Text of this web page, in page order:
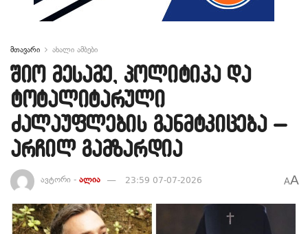
მთავარი ახალი ამბები
შიო მესამე, პოლიტიკა და
ტოტალიტარული
ძალაუფლების განმტკიცება –
არჩილ გამზარდია
ავტორი - ალია 23:59 07-07-2026 AA